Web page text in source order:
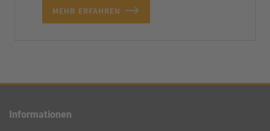
MEHR ERFAHREN
Informationen